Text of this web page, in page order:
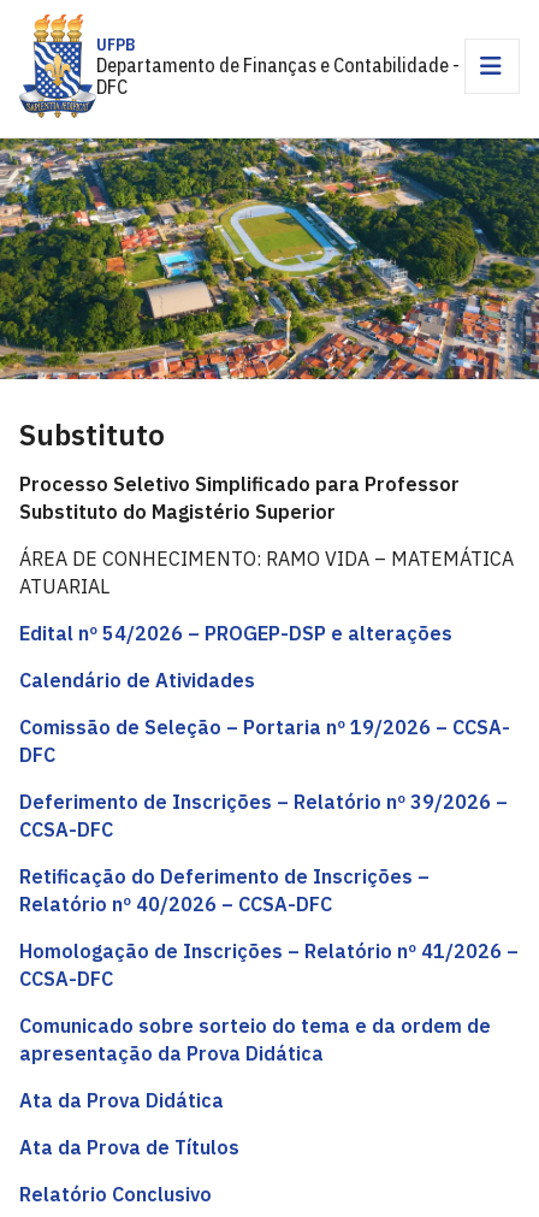
UFPB
Departamento de Finanças e Contabilidade -
DFC
Substituto
Processo Seletivo Simplificado para Professor
Substituto do Magistério Superior
ÁREA DE CONHECIMENTO: RAMO VIDA – MATEMÁTICA
ATUARIAL
Edital nº 54/2026 – PROGEP-DSP e alterações
Calendário de Atividades
Comissão de Seleção – Portaria nº 19/2026 – CCSA-
DFC
Deferimento de Inscrições – Relatório nº 39/2026 –
CCSA-DFC
Retificação do Deferimento de Inscrições –
Relatório nº 40/2026 – CCSA-DFC
Homologação de Inscrições – Relatório nº 41/2026 –
CCSA-DFC
Comunicado sobre sorteio do tema e da ordem de
apresentação da Prova Didática
Ata da Prova Didática
Ata da Prova de Títulos
Relatório Conclusivo